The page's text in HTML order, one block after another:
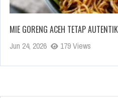
MIE GORENG ACEH TETAP
Jun 24, 2026 179 Views